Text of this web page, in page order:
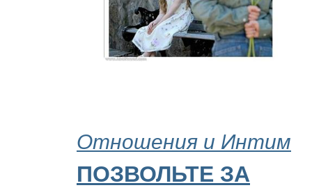
Отношения и Интим
ПОЗВОЛЬТЕ ЗА